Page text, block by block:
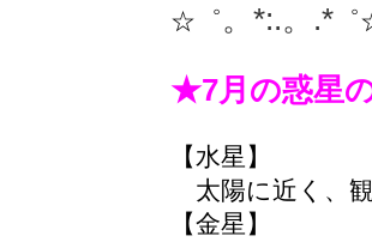
☆゜ 。*:.。.* ゜
★7月の惑星
【水星】
太陽に近く、
【金星】